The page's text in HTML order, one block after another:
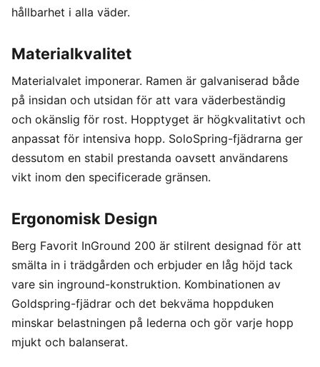
hållbarhet i alla väder.
Materialkvalitet
Materialvalet imponerar. Ramen är galvaniserad både
på insidan och utsidan för att vara väderbeständig
och okänslig för rost. Hopptyget är högkvalitativt och
anpassat för intensiva hopp. SoloSpring-fjädrarna ger
dessutom en stabil prestanda oavsett användarens
vikt inom den specificerade gränsen.
Ergonomisk Design
Berg Favorit InGround 200 är stilrent designad för att
smälta in i trädgården och erbjuder en låg höjd tack
vare sin inground-konstruktion. Kombinationen av
Goldspring-fjädrar och det bekväma hoppduken
minskar belastningen på lederna och gör varje hopp
mjukt och balanserat.